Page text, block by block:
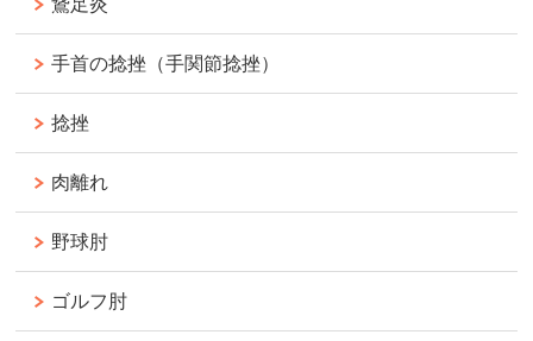
鵞足炎
手首の捻挫（手関節捻挫）
捻挫
肉離れ
野球肘
ゴルフ肘